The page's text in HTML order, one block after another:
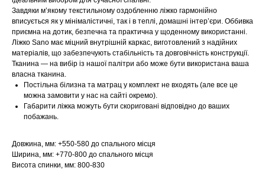
Завдяки м’якому текстильному оздобленню ліжко гармонійно
вписується як у мінімалістичні, так і в теплі, домашні інтер’єри. Оббивка
приємна на дотик, безпечна та практична у щоденному використанні.
Ліжко Sano має міцний внутрішній каркас, виготовлений з надійних
матеріалів, що забезпечують стабільність та довговічність конструкції.
Тканина — на вибір із нашої палітри або може бути використана ваша
власна тканина.
Постільна білизна та матрац у комплект не входять (але все це
можна замовити у нас на сайті окремо).
Габарити ліжка можуть бути скориговані відповідно до ваших
побажань.
Довжина, мм: +550-580 до спального місця
Ширина, мм: +770-800 до спального місця
Висота спинки, мм: 800-830